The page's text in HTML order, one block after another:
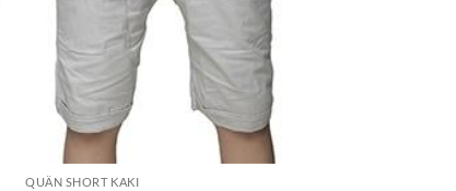
QUẦN SHORT KAKI